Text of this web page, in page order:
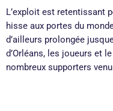
L’exploit est retentissant
hisse aux portes du
d’ailleurs prolongée
d’Orléans, les joueurs et
nombreux supporters